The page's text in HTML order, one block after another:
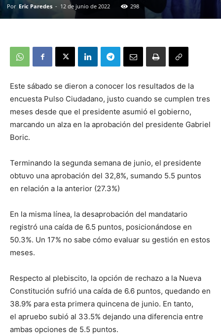
Por Eric Paredes - 12 de junio de 2022 298
Este sábado se dieron a conocer los resultados de la
encuesta Pulso Ciudadano, justo cuando se cumplen tres
meses desde que el presidente asumió el gobierno,
marcando un alza en la aprobación del presidente Gabriel
Boric.
Terminando la segunda semana de junio, el presidente
obtuvo una aprobación del 32,8%, sumando 5.5 puntos
en relación a la anterior (27.3%)
En la misma línea, la desaprobación del mandatario
registró una caída de 6.5 puntos, posicionándose en
50.3%. Un 17% no sabe cómo evaluar su gestión en estos
meses.
Respecto al plebiscito, la opción de rechazo a la Nueva
Constitución sufrió una caída de 6.6 puntos, quedando en
38.9% para esta primera quincena de junio. En tanto,
el apruebo subió al 33.5% dejando una diferencia entre
ambas opciones de 5.5 puntos.